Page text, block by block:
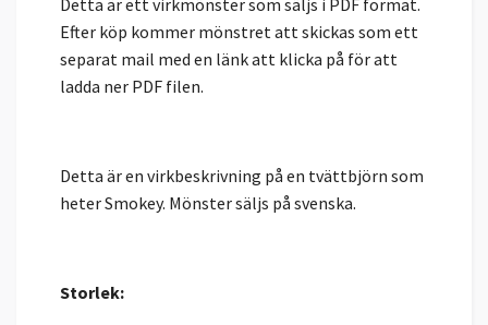
Detta är ett virkmönster som säljs i PDF format.
Efter köp kommer mönstret att skickas som ett
separat mail med en länk att klicka på för att
ladda ner PDF filen.
Detta är en virkbeskrivning på en tvättbjörn som
heter Smokey. Mönster säljs på svenska.
Storlek: